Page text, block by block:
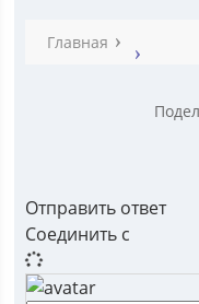
Главная
Отправить ответ
Соединить с